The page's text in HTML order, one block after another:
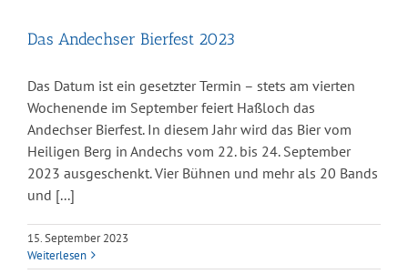
Das Andechser Bierfest 2023
Das Datum ist ein gesetzter Termin – stets am vierten
Wochenende im September feiert Haßloch das
Andechser Bierfest. In diesem Jahr wird das Bier vom
Heiligen Berg in Andechs vom 22. bis 24. September
2023 ausgeschenkt. Vier Bühnen und mehr als 20 Bands
und [...]
15. September 2023
Weiterlesen